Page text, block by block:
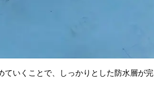
ていくことで、しっかりとした防水層が完